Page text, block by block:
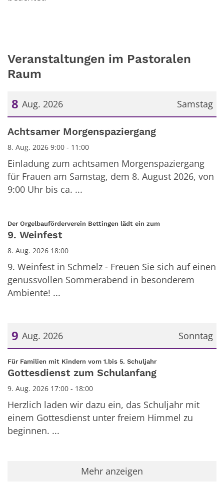
Veranstaltungen im Pastoralen
Raum
Samstag
8 Aug. 2026
Datum: 8. August 2026
Achtsamer Morgenspaziergang
8. Aug. 2026 9:00 - 11:00
Einladung zum achtsamen Morgenspaziergang
für Frauen am Samstag, dem 8. August 2026, von
9:00 Uhr bis ca. ...
Der Orgelbauförderverein Bettingen lädt ein zum:
9. Weinfest
8. Aug. 2026 18:00
9. Weinfest in Schmelz - Freuen Sie sich auf einen
genussvollen Sommerabend in besonderem
Ambiente! ...
Sonntag
9 Aug. 2026
Datum: 9. August 2026
Für Familien mit Kindern vom 1.bis 5. Schuljahr:
Gottesdienst zum Schulanfang
9. Aug. 2026 17:00 - 18:00
Herzlich laden wir dazu ein, das Schuljahr mit
einem Gottesdienst unter freiem Himmel zu
beginnen. ...
Mehr anzeigen